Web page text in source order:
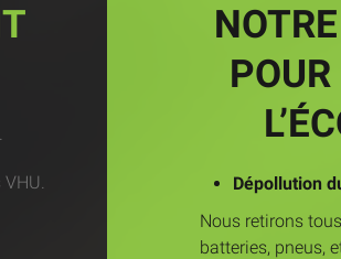
Dépollution
Nous retirons
batteries, pneus,